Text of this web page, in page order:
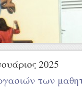
2025
των